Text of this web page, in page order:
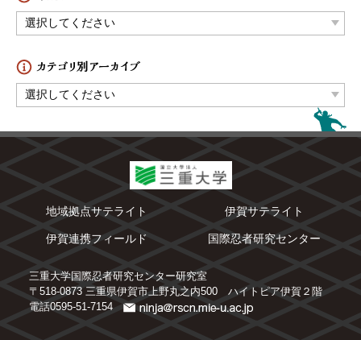
地域拠点サテライト 伊賀サテライト
伊賀連携フィールド 国際忍者研究センター
三重大学国際忍者研究センター研究室
〒518-0873 三重県伊賀市上野丸之内500 ハイトピア伊賀２階
電話0595-51-7154